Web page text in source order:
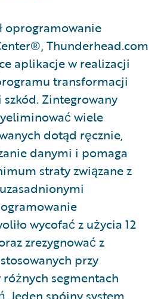
oprogramowanie
Thunderhead.com
aplikacje w realizacji
transformacji
Zintegrowany
wiele
dotąd ręcznie,
danymi i pomaga
straty związane z
wycofać z użycia 12
zrezygnować z
przy
segmentach
Jeden spójny system